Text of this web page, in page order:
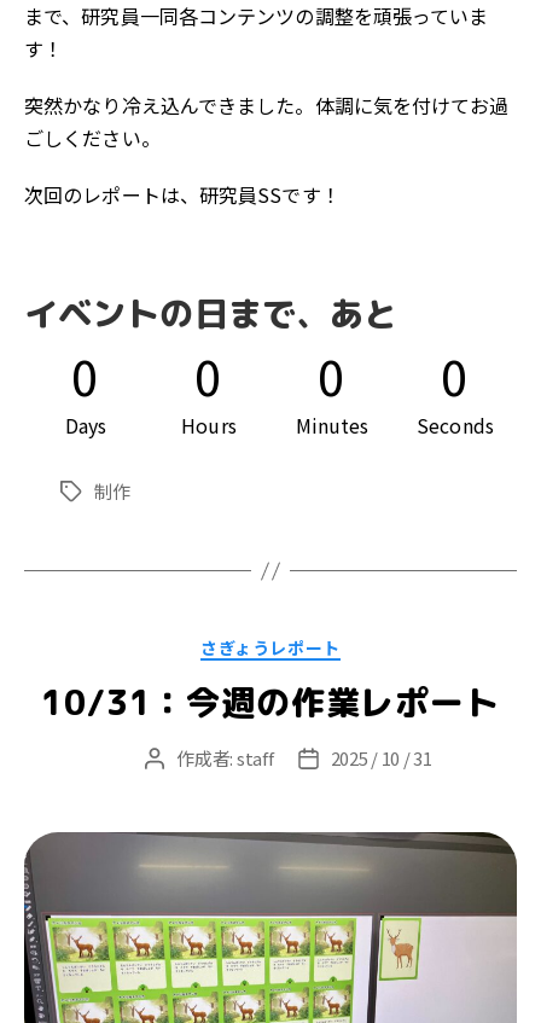
まで、研究員一同各コンテンツの調整を頑張っていま
す！
突然かなり冷え込んできました。体調に気を付けてお過
ごしください。
次回のレポートは、研究員SSです！
イベントの日まで、あと
0
Days
0
Hours
0
Minutes
0
Seconds
タ
制作
カ
テ
リ
ー
さぎょうレポート
10/31：今週の作業レポート
投 作成者:staff
投 2025 / 10 / 31